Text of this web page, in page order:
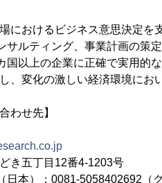
におけるビジネス意思決定を
サルティング、事業計画の策
国以上の企業に正確で実用的
、変化の激しい経済環境にお
わせ先】
き五丁目12番4-1203号
日本）；0081-5058402692（グ